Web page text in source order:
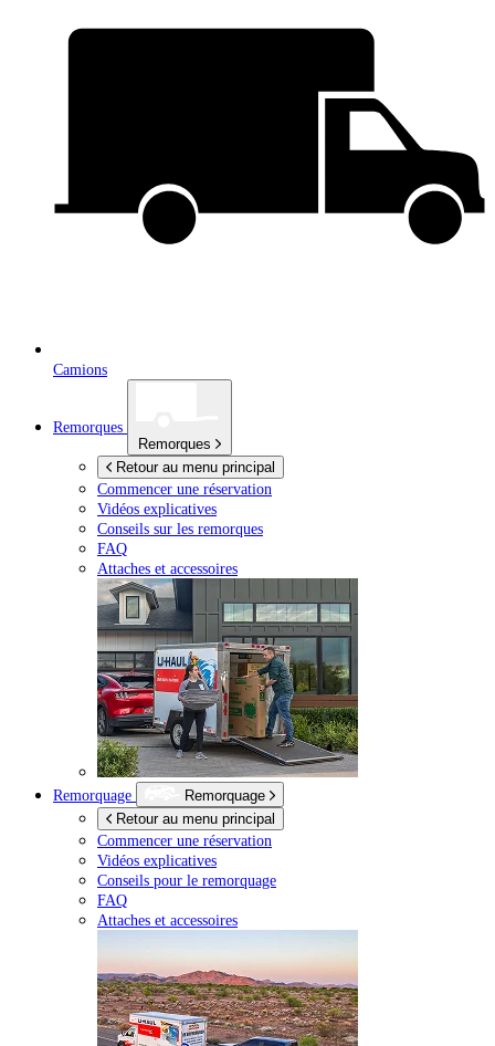
Camions
Remorques
Remorques
Retour au menu principal
Commencer une réservation
Vidéos explicatives
Conseils sur les remorques
FAQ
Attaches et accessoires
Remorquage
Remorquage
Retour au menu principal
Commencer une réservation
Vidéos explicatives
Conseils pour le remorquage
FAQ
Attaches et accessoires